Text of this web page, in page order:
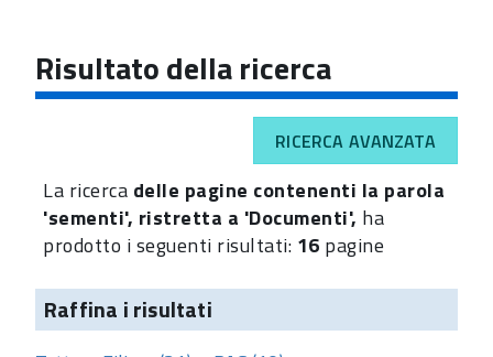
navigazione
Risultato della ricerca
RICERCA AVANZATA
La ricerca delle pagine contenenti la parola
'sementi', ristretta a 'Documenti', ha
prodotto i seguenti risultati: 16 pagine
Raffina i risultati